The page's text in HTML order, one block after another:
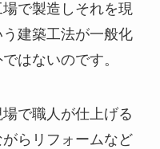
で製造しそれを現
建築工法が一般化
はないのです。
で職人が仕上げる
らリフォームなど